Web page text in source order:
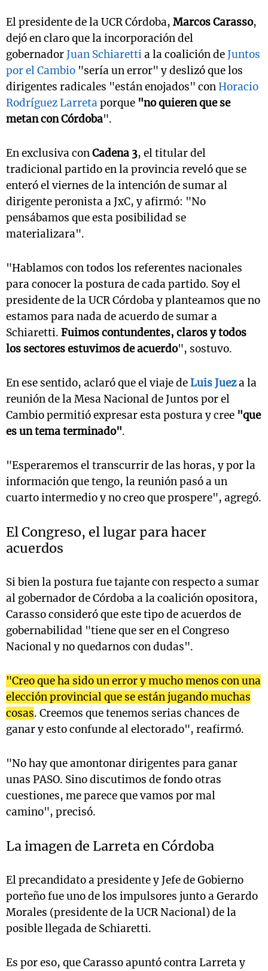
El presidente de la UCR Córdoba, Marcos Carasso,
dejó en claro que la incorporación del
gobernadorJuan Schiarettia la coalición deJuntos
por el Cambio "sería un error" y deslizó que los
dirigentes radicales "están enojados" conHoracio
Rodríguez Larretaporque "no quieren que se
metan con Córdoba".
En exclusiva conCadena 3, el titular del
tradicional partido en la provincia reveló que se
enteró el viernes de la intención de sumar al
dirigente peronista a JxC, y afirmó: "No
pensábamos que esta posibilidad se
materializara".
"Hablamos con todos los referentes nacionales
para conocer la postura de cada partido. Soy el
presidente de la UCR Córdoba y planteamos que no
estamos para nada de acuerdo de sumar a
Schiaretti. Fuimos contundentes, claros y todos
los sectores estuvimos de acuerdo", sostuvo.
En ese sentido, aclaró que el viaje deLuis Jueza la
reunión de la Mesa Nacional de Juntos por el
Cambio permitió expresar esta postura y cree "que
es un tema terminado".
"Esperaremos el transcurrir de las horas, y por la
información que tengo, la reunión pasó a un
cuarto intermedio y no creo que prospere", agregó.
El Congreso, el lugar para hacer
acuerdos
Si bien la postura fue tajante con respecto a sumar
al gobernador de Córdoba a la coalición opositora,
Carasso consideró que este tipo de acuerdos de
gobernabilidad "tiene que ser en el Congreso
Nacional y no quedarnos con dudas".
"Creo que ha sido un error y mucho menos con una
elección provincial que se están jugando muchas
cosas. Creemos que tenemos serias chances de
ganar y esto confunde al electorado", reafirmó.
"No hay que amontonar dirigentes para ganar
unas PASO. Sino discutimos de fondo otras
cuestiones, me parece que vamos por mal
camino", precisó.
La imagen de Larreta en Córdoba
El precandidato a presidente y Jefe de Gobierno
porteño fue uno de los impulsores junto a Gerardo
Morales (presidente de la UCR Nacional) de la
posible llegada de Schiaretti.
Es por eso, que Carasso apuntó contra Larreta y